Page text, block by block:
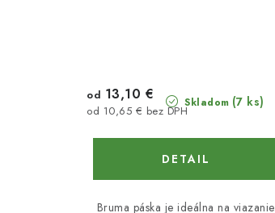
Skladom (7 ks)
od 10,65 € bez DPH
od 13,10 €
DETAIL
Bruma páska je ideálna na viazanie